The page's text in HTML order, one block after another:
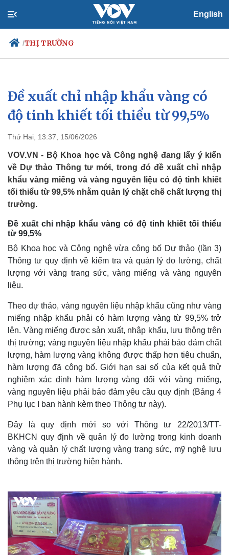
English
/THỊ TRƯỜNG
Chính trị
Đảng
Tổ chức nhân sự
Nhận diện sự thật
Xã hội
Tin 24h
Dự báo thời tiết
Việc làm
Biển đảo
Đề xuất chỉ nhập khẩu vàng có
độ tinh khiết tối thiểu từ 99,5%
Thứ Hai, 13:37, 15/06/2026
VOV.VN - Bộ Khoa học và Công nghệ đang lấy ý kiến
về Dự thảo Thông tư mới, trong đó đề xuất chỉ nhập
khẩu vàng miếng và vàng nguyên liệu có độ tinh khiết
tối thiểu từ 99,5% nhằm quản lý chặt chẽ chất lượng thị
trường.
Đề xuất chỉ nhập khẩu vàng có độ tinh khiết tối thiểu
từ 99,5%
Bộ Khoa học và Công nghệ vừa công bố Dự thảo (lần 3)
Thông tư quy định về kiểm tra và quản lý đo lường, chất
lượng với vàng trang sức, vàng miếng và vàng nguyên
liệu.
Theo dự thảo, vàng nguyên liệu nhập khẩu cũng như vàng
miếng nhập khẩu phải có hàm lượng vàng từ 99,5% trở
lên. Vàng miếng được sản xuất, nhập khẩu, lưu thông trên
thị trường; vàng nguyên liệu nhập khẩu phải bảo đảm chất
lượng, hàm lượng vàng không được thấp hơn tiêu chuẩn,
hàm lượng đã công bố. Giới hạn sai số của kết quả thử
nghiệm xác định hàm lượng vàng đối với vàng miếng,
vàng nguyên liệu phải bảo đảm yêu cầu quy định (Bảng 4
Phụ lục I ban hành kèm theo Thông tư này).
Đây là quy định mới so với Thông tư 22/2013/TT-
BKHCN quy định về quản lý đo lường trong kinh doanh
vàng và quản lý chất lượng vàng trang sức, mỹ nghệ lưu
thông trên thị trường hiện hành.